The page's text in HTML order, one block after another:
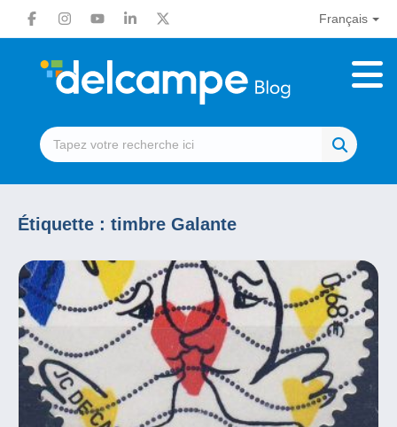
Français
Étiquette : timbre Galante